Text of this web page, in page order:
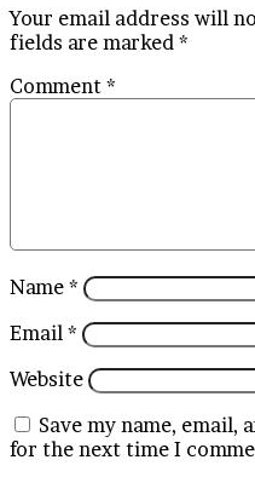
Your email address will
fields are marked *
Comment *
Name *
Email *
Website
Save my name, email,
for the next time I